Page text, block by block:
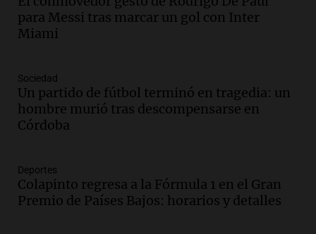
Audio.Ley de Propiedad Privada: el revés
en el Congreso expuso una debilidad
comunicacional del Gobierno
Episodios
Audio.Casabindo se prepara para una
celebración única: 30.000 turistas y el
tradicional Toreo de la Vincha
Audio. Borges, abogada de Pourrain:
"Tres hombres se lo llevaron para
hacerle preguntas y nunca regresó"
para Messi tras marcar un gol con Inter
Miami
Sociedad
Un partido de fútbol terminó en tragedia: un
hombre murió tras descompensarse en
Córdoba
Deportes
Colapinto regresa a la Fórmula 1 en el Gran
Premio de Países Bajos: horarios y detalles